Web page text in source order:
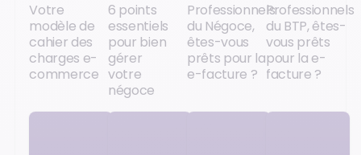
Votre
modèle de
cahier des
charges e-
commerce
6 points
essentiels
pour bien
gérer
votre
négoce
Professionnels
du Négoce,
êtes-vous
prêts pour la
e-facture ?
Professionnels
du BTP, êtes-
vous prêts
pour la e-
facture ?